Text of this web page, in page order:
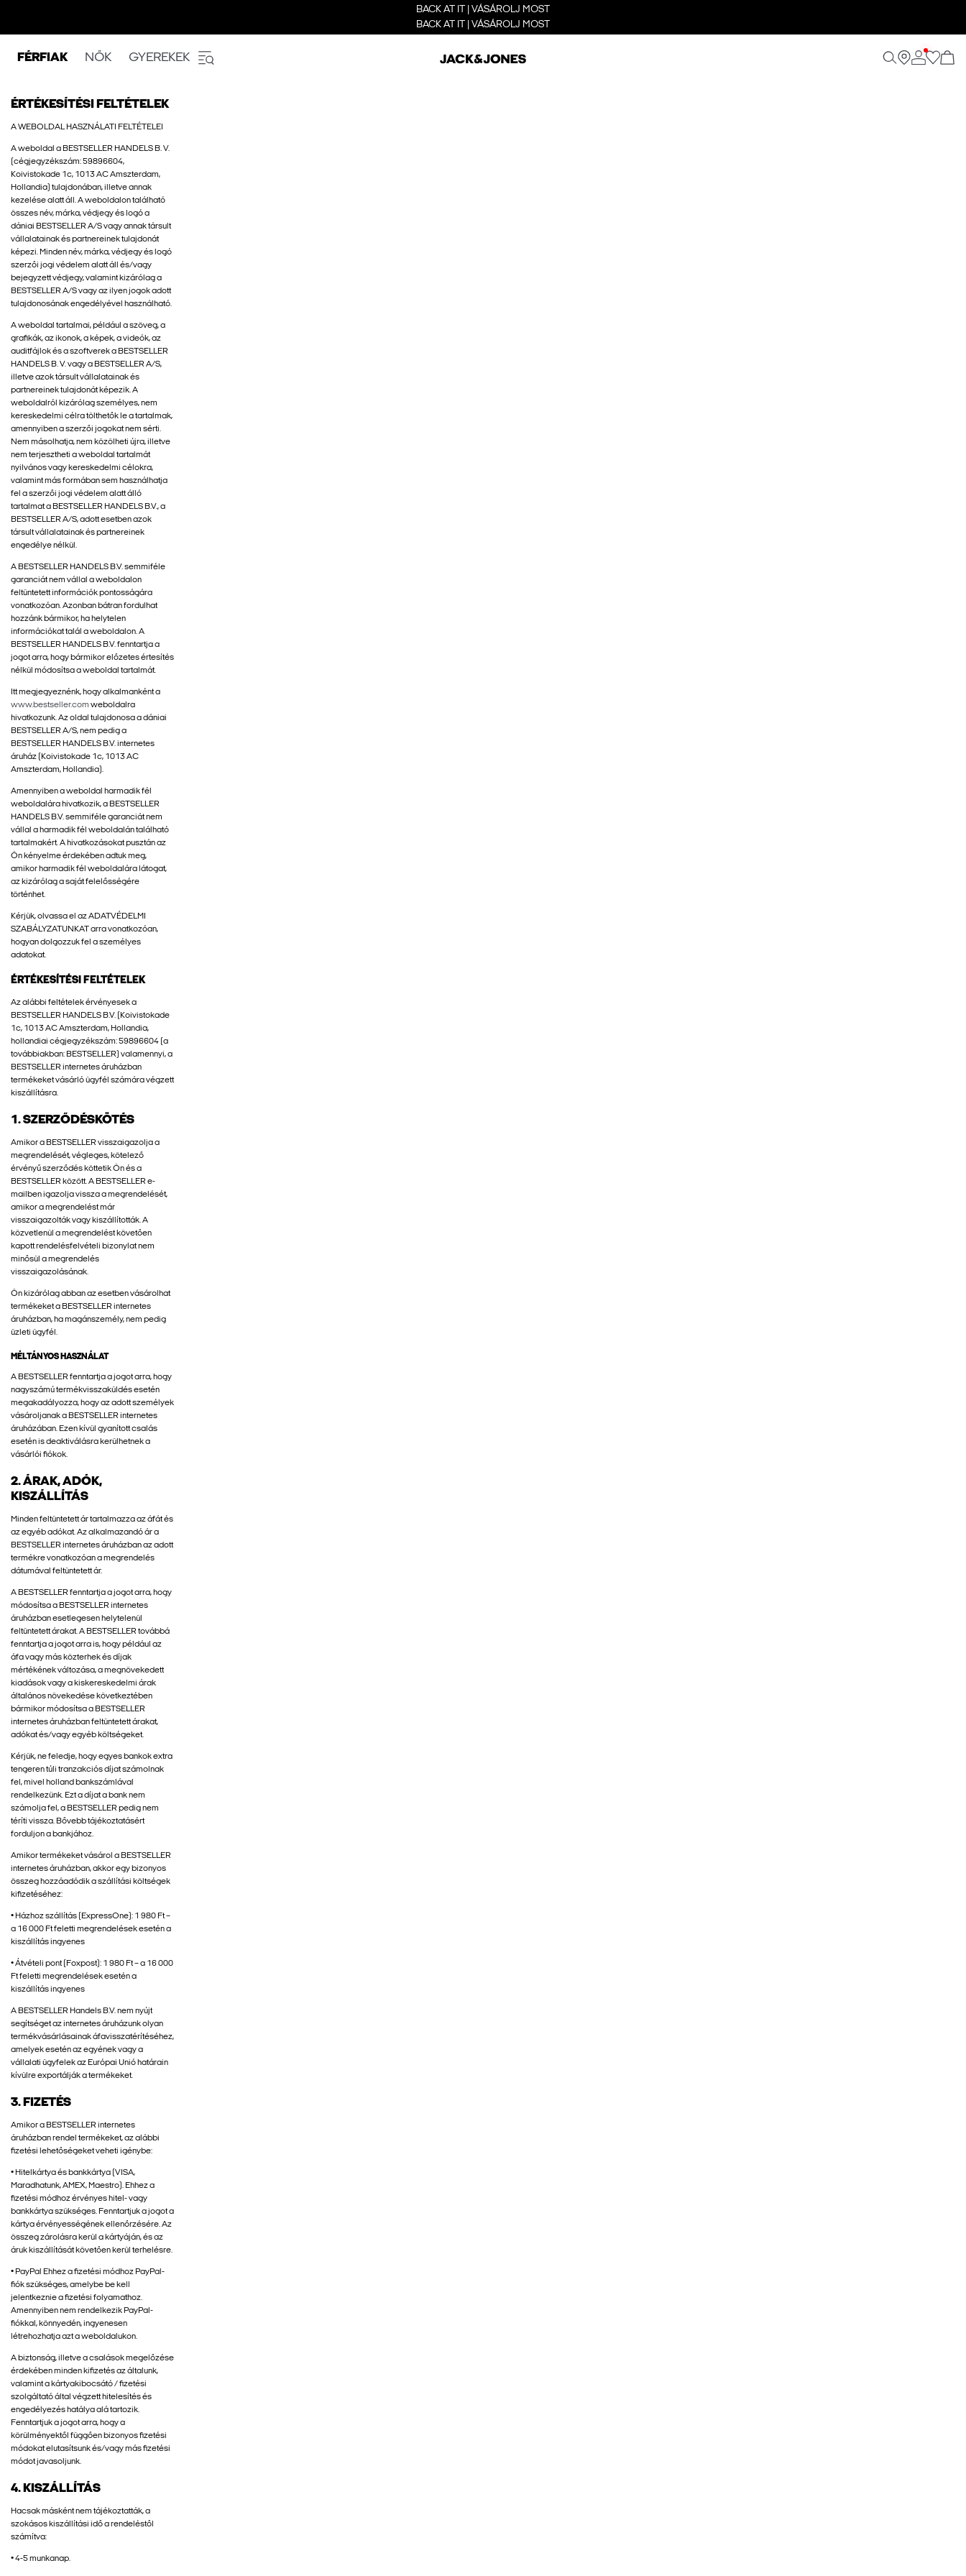
BACK AT IT | VÁSÁROLJ MOST
BACK AT IT | VÁSÁROLJ MOST
FÉRFIAK NŐK GYEREKEK
ÉRTÉKESÍTÉSI FELTÉTELEK
A WEBOLDAL HASZNÁLATI FELTÉTELEI
A weboldal a BESTSELLER HANDELS B. V.
(cégjegyzékszám: 59896604,
Koivistokade 1c, 1013 AC Amszterdam,
Hollandia) tulajdonában, illetve annak
kezelése alatt áll. A weboldalon található
összes név, márka, védjegy és logó a
dániai BESTSELLER A/S vagy annak társult
vállalatainak és partnereinek tulajdonát
képezi. Minden név, márka, védjegy és logó
szerzői jogi védelem alatt áll és/vagy
bejegyzett védjegy, valamint kizárólag a
BESTSELLER A/S vagy az ilyen jogok adott
tulajdonosának engedélyével használható.
A weboldal tartalmai, például a szöveg, a
grafikák, az ikonok, a képek, a videók, az
auditfájlok és a szoftverek a BESTSELLER
HANDELS B. V. vagy a BESTSELLER A/S,
illetve azok társult vállalatainak és
partnereinek tulajdonát képezik. A
weboldalról kizárólag személyes, nem
kereskedelmi célra tölthetők le a tartalmak,
amennyiben a szerzői jogokat nem sérti.
Nem másolhatja, nem közölheti újra, illetve
nem terjesztheti a weboldal tartalmát
nyilvános vagy kereskedelmi célokra,
valamint más formában sem használhatja
fel a szerzői jogi védelem alatt álló
tartalmat a BESTSELLER HANDELS B.V., a
BESTSELLER A/S, adott esetben azok
társult vállalatainak és partnereinek
engedélye nélkül.
A BESTSELLER HANDELS B.V. semmiféle
garanciát nem vállal a weboldalon
feltüntetett információk pontosságára
vonatkozóan. Azonban bátran fordulhat
hozzánk bármikor, ha helytelen
információkat talál a weboldalon. A
BESTSELLER HANDELS B.V. fenntartja a
jogot arra, hogy bármikor előzetes értesítés
nélkül módosítsa a weboldal tartalmát.
Itt megjegyeznénk, hogy alkalmanként a
www.bestseller.com weboldalra
hivatkozunk. Az oldal tulajdonosa a dániai
BESTSELLER A/S, nem pedig a
BESTSELLER HANDELS B.V. internetes
áruház (Koivistokade 1c, 1013 AC
Amszterdam, Hollandia).
Amennyiben a weboldal harmadik fél
weboldalára hivatkozik, a BESTSELLER
HANDELS B.V. semmiféle garanciát nem
vállal a harmadik fél weboldalán található
tartalmakért. A hivatkozásokat pusztán az
Ön kényelme érdekében adtuk meg,
amikor harmadik fél weboldalára látogat,
az kizárólag a saját felelősségére
történhet.
Kérjük, olvassa el az ADATVÉDELMI
SZABÁLYZATUNKAT arra vonatkozóan,
hogyan dolgozzuk fel a személyes
adatokat.
ÉRTÉKESÍTÉSI FELTÉTELEK
Az alábbi feltételek érvényesek a
BESTSELLER HANDELS B.V. (Koivistokade
1c, 1013 AC Amszterdam, Hollandia,
hollandiai cégjegyzékszám: 59896604 (a
továbbiakban: BESTSELLER) valamennyi, a
BESTSELLER internetes áruházban
termékeket vásárló ügyfél számára végzett
kiszállításra.
1. SZERZŐDÉSKÖTÉS
Amikor a BESTSELLER visszaigazolja a
megrendelését, végleges, kötelező
érvényű szerződés köttetik Ön és a
BESTSELLER között. A BESTSELLER e-
mailben igazolja vissza a megrendelését,
amikor a megrendelést már
visszaigazolták vagy kiszállították. A
közvetlenül a megrendelést követően
kapott rendelésfelvételi bizonylat nem
minősül a megrendelés
visszaigazolásának.
Ön kizárólag abban az esetben vásárolhat
termékeket a BESTSELLER internetes
áruházban, ha magánszemély, nem pedig
üzleti ügyfél.
MÉLTÁNYOS HASZNÁLAT
A BESTSELLER fenntartja a jogot arra, hogy
nagyszámú termékvisszaküldés esetén
megakadályozza, hogy az adott személyek
vásároljanak a BESTSELLER internetes
áruházában. Ezen kívül gyanított csalás
esetén is deaktiválásra kerülhetnek a
vásárlói fiókok.
2. ÁRAK, ADÓK,
KISZÁLLÍTÁS
Minden feltüntetett ár tartalmazza az áfát és
az egyéb adókat. Az alkalmazandó ár a
BESTSELLER internetes áruházban az adott
termékre vonatkozóan a megrendelés
dátumával feltüntetett ár.
A BESTSELLER fenntartja a jogot arra, hogy
módosítsa a BESTSELLER internetes
áruházban esetlegesen helytelenül
feltüntetett árakat. A BESTSELLER továbbá
fenntartja a jogot arra is, hogy például az
áfa vagy más közterhek és díjak
mértékének változása, a megnövekedett
kiadások vagy a kiskereskedelmi árak
általános növekedése következtében
bármikor módosítsa a BESTSELLER
internetes áruházban feltüntetett árakat,
adókat és/vagy egyéb költségeket.
Kérjük, ne feledje, hogy egyes bankok extra
tengeren túli tranzakciós díjat számolnak
fel, mivel holland bankszámlával
rendelkezünk. Ezt a díjat a bank nem
számolja fel, a BESTSELLER pedig nem
téríti vissza. Bővebb tájékoztatásért
forduljon a bankjához.
Amikor termékeket vásárol a BESTSELLER
internetes áruházban, akkor egy bizonyos
összeg hozzáadódik a szállítási költségek
kifizetéséhez:
• Házhoz szállítás (ExpressOne): 1 980 Ft –
a 16 000 Ft feletti megrendelések esetén a
kiszállítás ingyenes
• Átvételi pont (Foxpost): 1 980 Ft – a 16 000
Ft feletti megrendelések esetén a
kiszállítás ingyenes
A BESTSELLER Handels B.V. nem nyújt
segítséget az internetes áruházunk olyan
termékvásárlásainak áfavisszatérítéséhez,
amelyek esetén az egyének vagy a
vállalati ügyfelek az Európai Unió határain
kívülre exportálják a termékeket.
3. FIZETÉS
Amikor a BESTSELLER internetes
áruházban rendel termékeket, az alábbi
fizetési lehetőségeket veheti igénybe:
• Hitelkártya és bankkártya (VISA,
Maradhatunk, AMEX, Maestro). Ehhez a
fizetési módhoz érvényes hitel- vagy
bankkártya szükséges. Fenntartjuk a jogot a
kártya érvényességének ellenőrzésére. Az
összeg zárolásra kerül a kártyáján, és az
áruk kiszállítását követően kerül terhelésre.
• PayPal Ehhez a fizetési módhoz PayPal-
fiók szükséges, amelybe be kell
jelentkeznie a fizetési folyamathoz.
Amennyiben nem rendelkezik PayPal-
fiókkal, könnyedén, ingyenesen
létrehozhatja azt a weboldalukon.
A biztonság, illetve a csalások megelőzése
érdekében minden kifizetés az általunk,
valamint a kártyakibocsátó / fizetési
szolgáltató által végzett hitelesítés és
engedélyezés hatálya alá tartozik.
Fenntartjuk a jogot arra, hogy a
körülményektől függően bizonyos fizetési
módokat elutasítsunk és/vagy más fizetési
módot javasoljunk.
4. KISZÁLLÍTÁS
Hacsak másként nem tájékoztatták, a
szokásos kiszállítási idő a rendeléstől
számítva:
• 4-5 munkanap.